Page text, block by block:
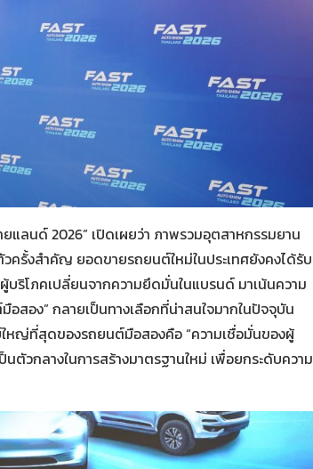
แลนด์ 2026” เปิดเผยว่า ภาพรวมอุตสาหกรรมยาน
ครั้งสำคัญ ยอดขายรถยนต์ใหม่ในประเทศยังคงได้รับ
ริโภคเปลี่ยนจากความยึดมั่นในแบรนด์ มาเน้นความ
สอง” กลายเป็นทางเลือกที่น่าสนใจมากในปัจจุบัน
ใหญ่ที่สุดของรถยนต์มือสองคือ “ความเชื่อมั่นของผู้
ตัวกลางในการสร้างมาตรฐานใหม่ เพื่อยกระดับความ